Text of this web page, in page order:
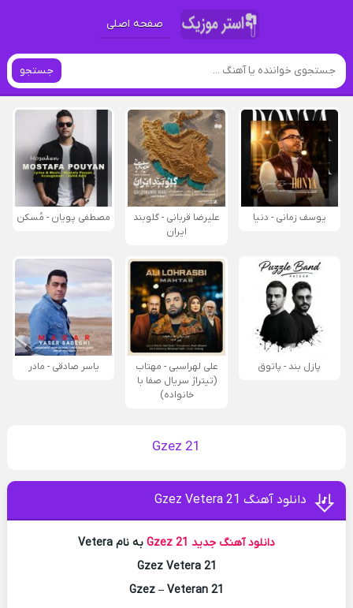
صفحه اصلی
جستجو
یوسف زمانی - دنیا
علیرضا قربانی - گلوبند
ایران
مصطفی پویان - مُسکن
پازل بند - پاتوق
علی لهراسبی - مهتاب
(تیتراژ سریال صفا با
خانواده)
یاسر صادقی - مادر
21 Gzez
دانلود آهنگ 21 Gzez Vetera
دانلود آهنگ جدید 21 Gzez
به نام Vetera
21 Gzez Vetera
21 Gzez – Veteran